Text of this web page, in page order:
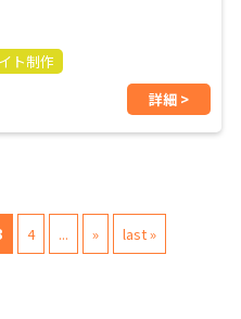
ト制作
詳細 >
4 ... » last »